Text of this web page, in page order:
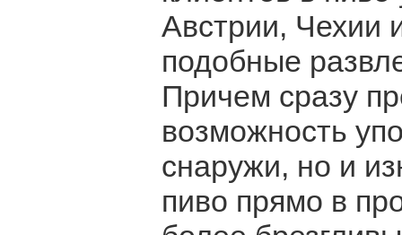
Австрии, Чехии
подобные
Причем сразу
возможность
снаружи, но и
пиво прямо в